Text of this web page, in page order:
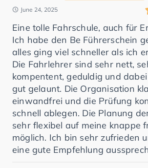
June 24, 2025
Eine tolle Fahrschule, auch für
Ich habe den Be Führerschein
alles ging viel schneller als ich
Die Fahrlehrer sind sehr nett,
kompentent, geduldig und
gut gelaunt. Die Organisation
einwandfrei und die Prüfung
schnell ablegen. Die Planung
sehr flexibel auf meine knappe
möglich. Ich bin sehr zufrieden
eine gute Empfehlung